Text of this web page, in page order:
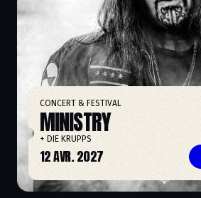
CONCERT & FESTIVAL
MINISTRY
+ DIE KRUPPS
12 AVR. 2027